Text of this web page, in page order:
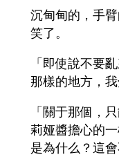
沉甸甸的，手
笑了。
「即使說不要
那樣的地方，
「關于那個，
莉娅醬擔心的
是為什么？這